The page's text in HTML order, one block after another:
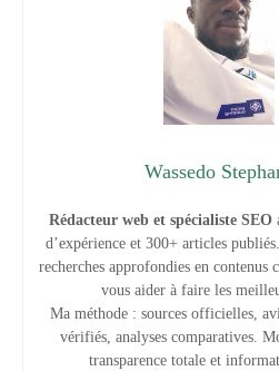
Wassedo
Rédacteur web et spécialiste SEO
d’expérience et 300+ articles
recherches approfondies en contenus
vous aider à faire les
Ma méthode : sources officielles,
vérifiés, analyses comparatives.
transparence totale et